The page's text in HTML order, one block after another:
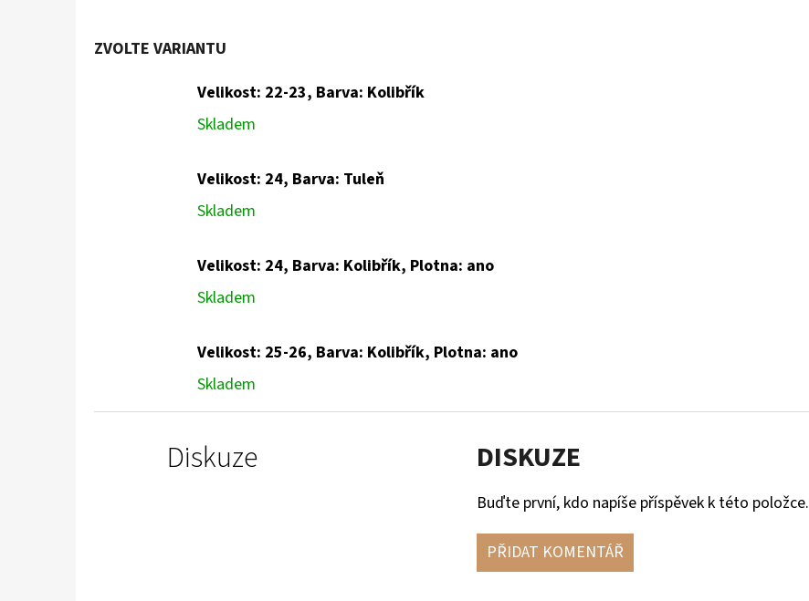
ZVOLTE VARIANTU
Velikost: 22-23, Barva: Kolibřík
Skladem
Velikost: 24, Barva: Tuleň
Skladem
Velikost: 24, Barva: Kolibřík, Plotna: ano
Skladem
Velikost: 25-26, Barva: Kolibřík, Plotna: ano
Skladem
Diskuze DISKUZE
Buďte první, kdo napíše příspěvek k této položce.
PŘIDAT KOMENTÁŘ